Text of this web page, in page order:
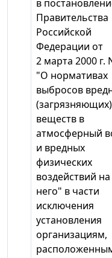
в
Правительства
Российской
Федерации от
2 марта 2000 г.
"О нормативах
выбросов
(загрязняющих)
веществ в
атмосферный
и вредных
физических
воздействий на
него" в части
исключения
установления
организациям,